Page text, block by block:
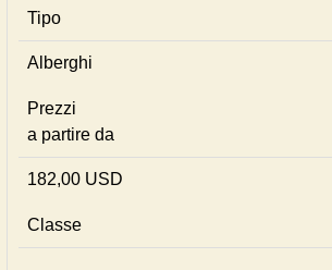
Tipo
Alberghi
Prezzi
a partire da
182,00 USD
Classe